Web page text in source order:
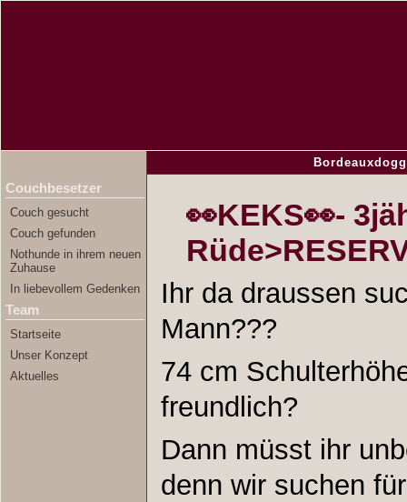
Couchbesetzer
Couch gesucht
Couch gefunden
Nothunde in ihrem neuen
Zuhause
In liebevollem Gedenken
Team
Startseite
Unser Konzept
Aktuelles
👀KEKS👀-
Ihr da draussen
Mann???
74 cm
freundlich?
Dann müsst ihr
denn wir suchen